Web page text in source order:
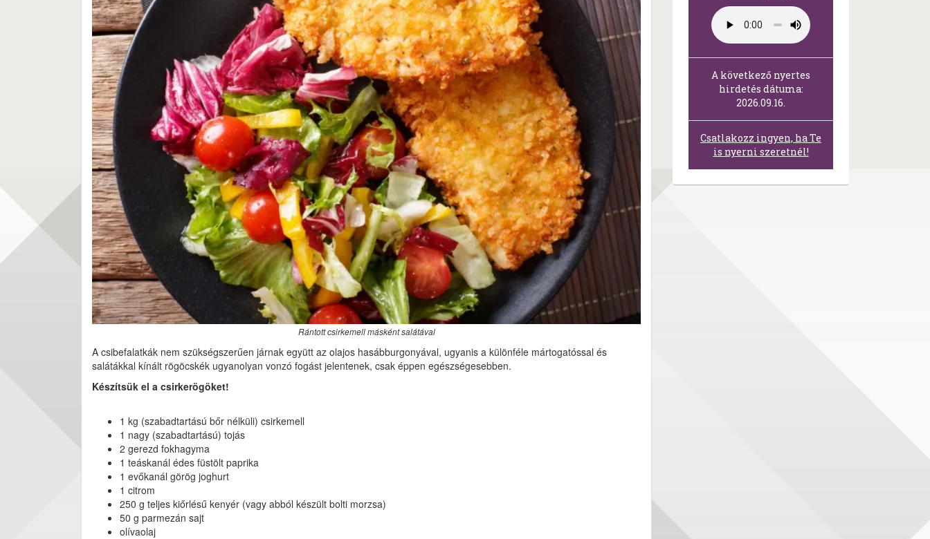
Rántott csirkemell másként salátával
A csibefalatkák nem szükségszerűen járnak együtt az olajos hasábburgonyával, ugyanis a különféle mártogatóssal és
salátákkal kínált rögöcskék ugyanolyan vonzó fogást jelentenek, csak éppen egészségesebben.
Készítsük el a csirkerögöket!
1 kg (szabadtartású bőr nélküli) csirkemell
1 nagy (szabadtartású) tojás
2 gerezd fokhagyma
1 teáskanál édes füstölt paprika
1 evőkanál görög joghurt
1 citrom
250 g teljes kiőrlésű kenyér (vagy abból készült bolti morzsa)
50 g parmezán sajt
olívaolaj
A következő nyertes
hirdetés dátuma:
2026.09.16.
Csatlakozz ingyen, ha Te
is nyerni szeretnél!